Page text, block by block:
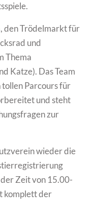
den Trödelmarkt für
und
Thema
Katze). Das Team
Parcours für
und steht
zur
wieder die
Zeit von 15.00-
komplett der